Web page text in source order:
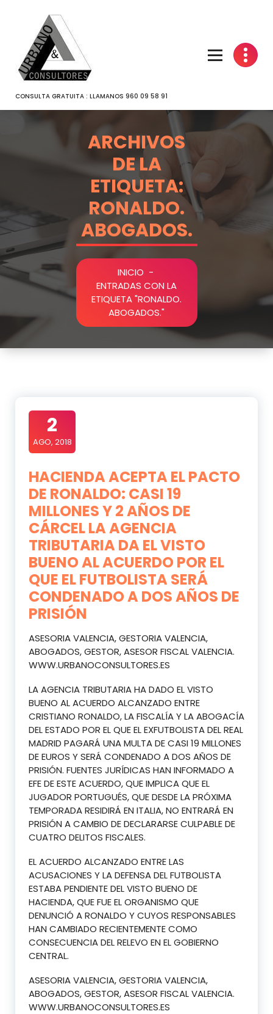
CONTENIDO
CONSULTA GRATUITA : LLAMANOS 960 09 58 91
ARCHIVOS
DE LA
ETIQUETA:
RONALDO.
ABOGADOS.
INICIO -
ENTRADAS CON LA
ETIQUETA "RONALDO.
ABOGADOS."
2
AGO, 2018
HACIENDA ACEPTA EL PACTO
DE RONALDO: CASI 19
MILLONES Y 2 AÑOS DE
CÁRCEL LA AGENCIA
TRIBUTARIA DA EL VISTO
BUENO AL ACUERDO POR EL
QUE EL FUTBOLISTA SERÁ
CONDENADO A DOS AÑOS DE
PRISIÓN
ASESORIA VALENCIA, GESTORIA VALENCIA,
ABOGADOS, GESTOR, ASESOR FISCAL VALENCIA.
WWW.URBANOCONSULTORES.ES
LA AGENCIA TRIBUTARIA HA DADO EL VISTO
BUENO AL ACUERDO ALCANZADO ENTRE
CRISTIANO RONALDO, LA FISCALÍA Y LA ABOGACÍA
DEL ESTADO POR EL QUE EL EXFUTBOLISTA DEL REAL
MADRID PAGARÁ UNA MULTA DE CASI 19 MILLONES
DE EUROS Y SERÁ CONDENADO A DOS AÑOS DE
PRISIÓN. FUENTES JURÍDICAS HAN INFORMADO A
EFE DE ESTE ACUERDO, QUE IMPLICA QUE EL
JUGADOR PORTUGUÉS, QUE DESDE LA PRÓXIMA
TEMPORADA RESIDIRÁ EN ITALIA, NO ENTRARÁ EN
PRISIÓN A CAMBIO DE DECLARARSE CULPABLE DE
CUATRO DELITOS FISCALES.
EL ACUERDO ALCANZADO ENTRE LAS
ACUSACIONES Y LA DEFENSA DEL FUTBOLISTA
ESTABA PENDIENTE DEL VISTO BUENO DE
HACIENDA, QUE FUE EL ORGANISMO QUE
DENUNCIÓ A RONALDO Y CUYOS RESPONSABLES
HAN CAMBIADO RECIENTEMENTE COMO
CONSECUENCIA DEL RELEVO EN EL GOBIERNO
CENTRAL.
ASESORIA VALENCIA, GESTORIA VALENCIA,
ABOGADOS, GESTOR, ASESOR FISCAL VALENCIA.
WWW.URBANOCONSULTORES.ES